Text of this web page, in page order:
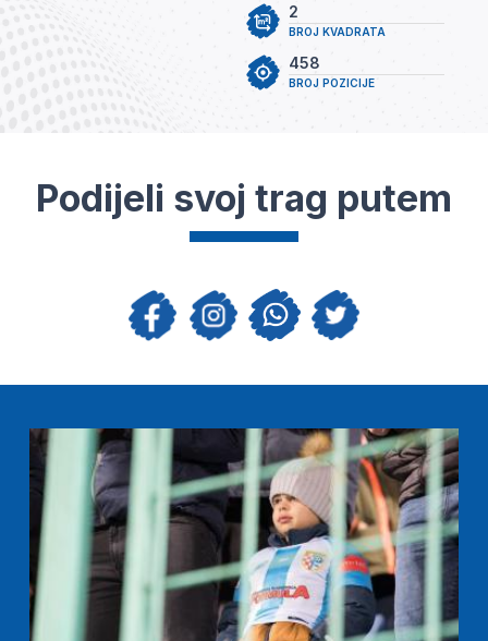
BROJ KVADRATA
2
BROJ POZICIJE
458
Podijeli svoj trag putem